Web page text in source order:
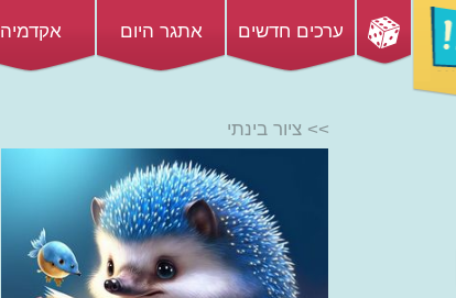
ערכים חדשים אתגר היום אקדמיה
>> ציור בינתי